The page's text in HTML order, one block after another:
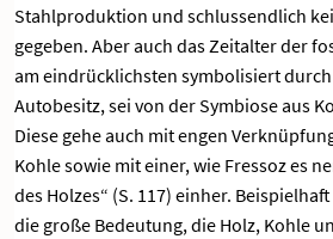
Stahlproduktion und schlussendlich
gegeben. Aber auch das Zeitalter der
am eindrücklichsten symbolisiert
Autobesitz, sei von der Symbiose aus
Diese gehe auch mit engen
Kohle sowie mit einer, wie Fressoz es
des Holzes“ (S. 117) einher.
die große Bedeutung, die Holz, Kohle